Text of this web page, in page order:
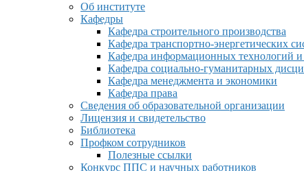
Об институте
Кафедры
Кафедра строительного производства
Кафедра транспортно-энергетических
Кафедра информационных технологий и
Кафедра социально-гуманитарных
Кафедра менеджмента и экономики
Кафедра права
Сведения об образовательной организации
Лицензия и свидетельство
Библиотека
Профком сотрудников
Полезные ссылки
Конкурс ППС и научных работников